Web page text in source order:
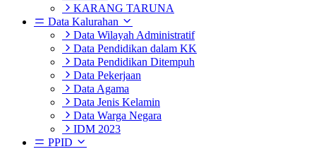
KARANG TARUNA
Data Kalurahan
Data Wilayah Administratif
Data Pendidikan dalam KK
Data Pendidikan Ditempuh
Data Pekerjaan
Data Agama
Data Jenis Kelamin
Data Warga Negara
IDM 2023
PPID